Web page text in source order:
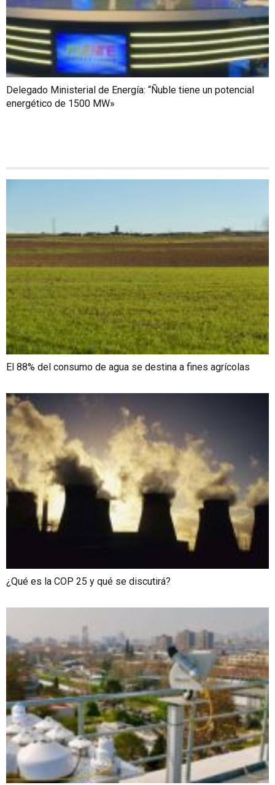
Delegado Ministerial de Energía: “Ñuble tiene un potencial
energético de 1500 MW»
El 88% del consumo de agua se destina a fines agrícolas
¿Qué es la COP 25 y qué se discutirá?